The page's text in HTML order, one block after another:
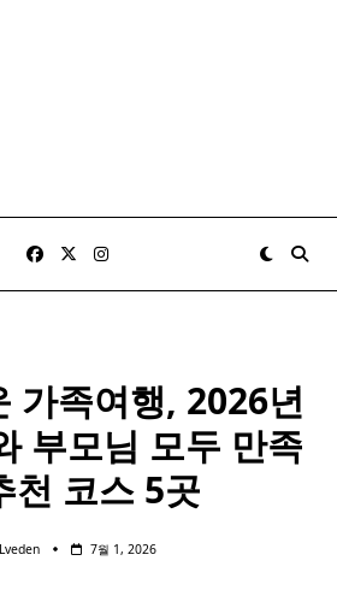
가족여행, 2026년
부모님 모두 만족
천 코스 5곳
Lveden 7월 1, 2026